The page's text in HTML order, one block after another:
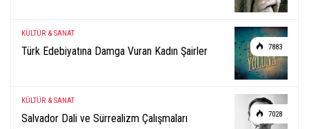
7883
KÜLTÜR & SANAT
Türk Edebiyatına Damga Vuran Kadın Şairler
7028
KÜLTÜR & SANAT
Salvador Dali ve Sürrealizm Çalışmaları